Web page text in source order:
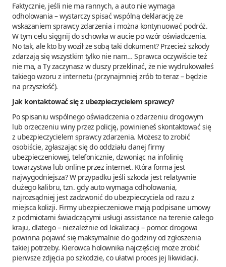
Faktycznie, jeśli nie ma rannych, a auto nie wymaga
odholowania – wystarczy spisać wspólną deklarację ze
wskazaniem sprawcy zdarzenia i można kontynuować podróż.
W tym celu sięgnij do schowka w aucie po wzór oświadczenia.
No tak, ale kto by woził ze sobą taki dokument? Przecież szkody
zdarzają się wszystkim tylko nie nam… Sprawca oczywiście też
nie ma, a Ty zaczynasz w duszy przeklinać, że nie wydrukowałeś
takiego wzoru z internetu (przynajmniej zrób to teraz – będzie
na przyszłość).
Jak kontaktować się z ubezpieczycielem sprawcy?
Po spisaniu wspólnego oświadczenia o zdarzeniu drogowym
lub orzeczeniu winy przez policję, powinieneś skontaktować się
z ubezpieczycielem sprawcy zdarzenia. Możesz to zrobić
osobiście, zgłaszając się do oddziału danej firmy
ubezpieczeniowej, telefonicznie, dzwoniąc na infolinię
towarzystwa lub online przez internet. Która forma jest
najwygodniejsza? W przypadku jeśli szkoda jest relatywnie
dużego kalibru, tzn. gdy auto wymaga odholowania,
najrozsądniej jest zadzwonić do ubezpieczyciela od razu z
miejsca kolizji. Firmy ubezpieczeniowe mają podpisane umowy
z podmiotami świadczącymi usługi assistance na terenie całego
kraju, dlatego – niezależnie od lokalizacji – pomoc drogowa
powinna pojawić się maksymalnie do godziny od zgłoszenia
takiej potrzeby. Kierowca holownika najczęściej może zrobić
pierwsze zdjęcia po szkodzie, co ułatwi proces jej likwidacji.